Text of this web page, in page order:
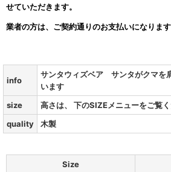
せていただきます。
業者の方は、ご契約通りのお支払いになります
info
サンタウィズベア サンタがクマを
います
size
高さは、 下のSIZEメニューをご覧
quality
木製
Size